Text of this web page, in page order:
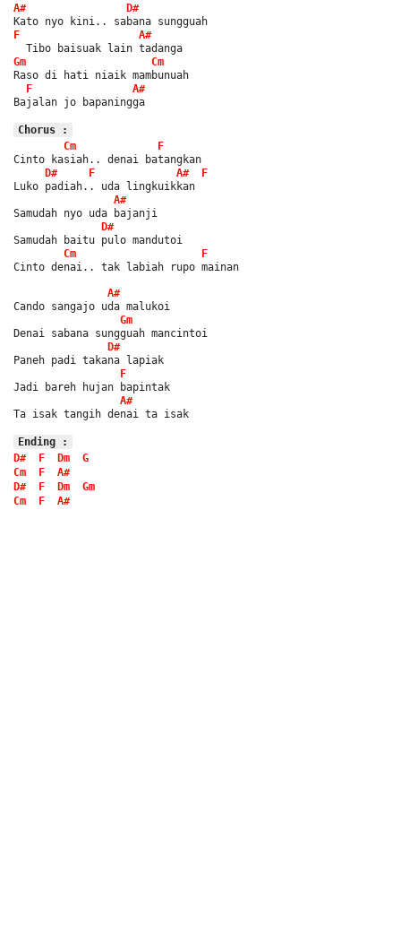
A#
D#
Kato nyo kini.. sabana sungguah
F
A#
  Tibo baisuak lain tadanga
Gm
Cm
Raso di hati niaik mambunuah
F
A#
Bajalan jo bapaningga
Chorus :
Cm
F
Cinto kasiah.. denai batangkan
D#
F A#
F
Luko padiah.. uda lingkuikkan
A#
Samudah nyo uda bajanji
D#
Samudah baitu pulo mandutoi
Cm
F
Cinto denai.. tak labiah rupo mainan
A#
Cando sangajo uda malukoi
Gm
Denai sabana sungguah mancintoi
D#
Paneh padi takana lapiak
F
Jadi bareh hujan bapintak
A#
Ta isak tangih denai ta isak
Ending :
D#
F Dm
G
Cm
F
A#
D#
F Dm
Gm
Cm
F A#